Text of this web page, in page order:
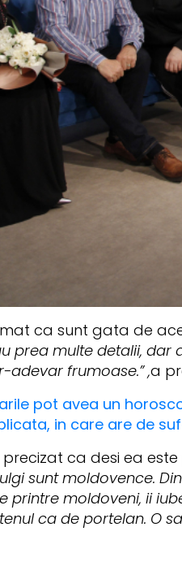
ca sunt gata de
prea multe detalii,
adevar frumoase.” ,a
pot avea un
in care are de
ca desi ea
sunt moldovence.
printre moldoveni, ii
ca de portelan. O